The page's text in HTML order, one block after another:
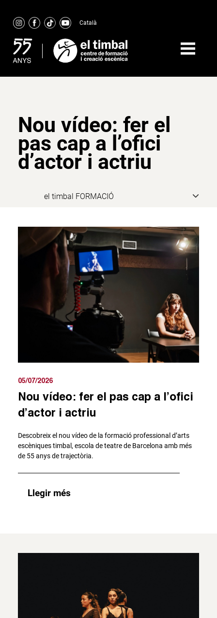
content
Català
Nou vídeo: fer el
pas cap a l’ofici
d’actor i actriu
05/07/2026
Nou vídeo: fer el pas cap a l’ofici
d’actor i actriu
Descobreix el nou vídeo de la formació professional d’arts
escèniques timbal, escola de teatre de Barcelona amb més
de 55 anys de trajectòria.
Llegir més